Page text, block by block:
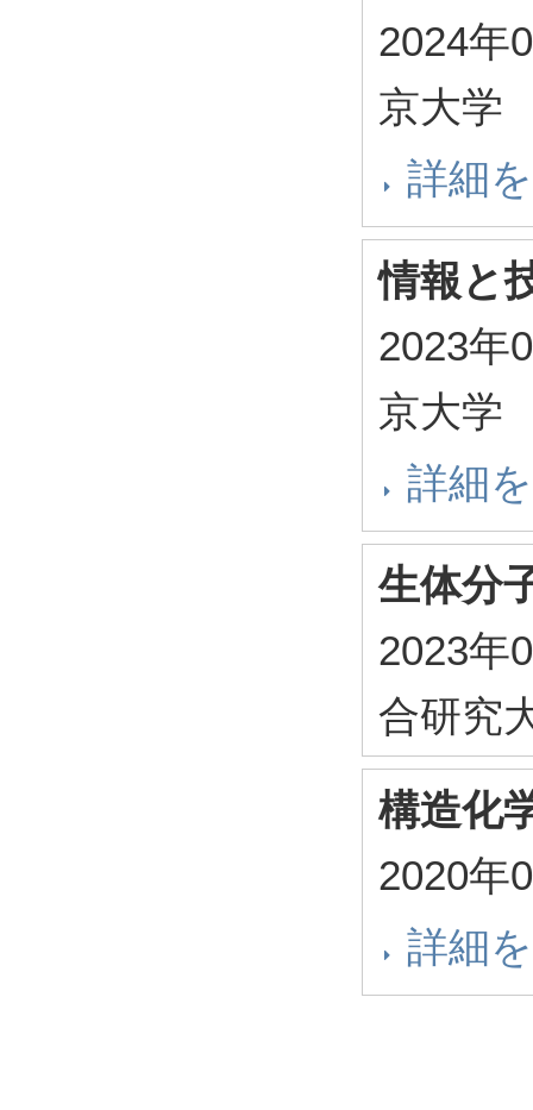
2024年
京大学
詳細
情報と
2023年
京大学
詳細
生体分
2023年
合研究
構造化
2020年
詳細